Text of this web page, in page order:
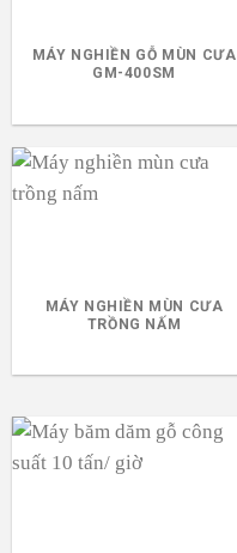
MÁY NGHIỀN GỖ MÙN CƯA
GM-400SM
MÁY NGHIỀN MÙN CƯA
TRỒNG NẤM